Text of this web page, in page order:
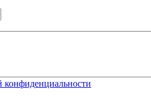
конфиденциальности